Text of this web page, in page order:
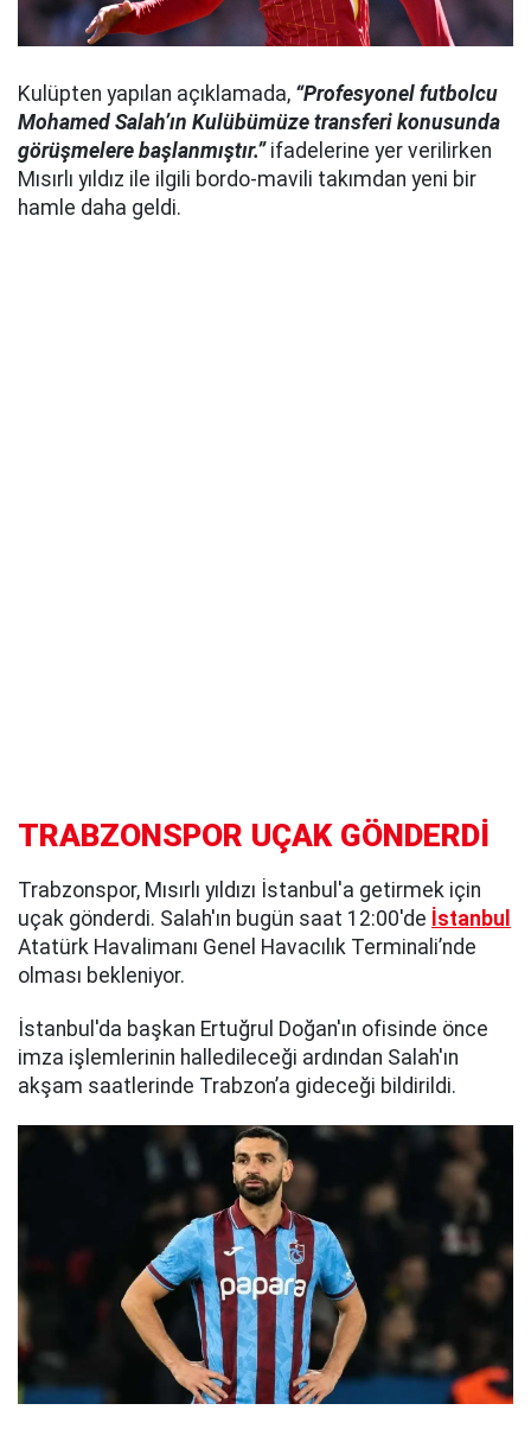
Kulüpten yapılan açıklamada, “Profesyonel futbolcu
Mohamed Salah’ın Kulübümüze transferi konusunda
görüşmelere başlanmıştır.”ifadelerine yer verilirken
Mısırlı yıldız ile ilgili bordo-mavili takımdan yeni bir
hamle daha geldi.
TRABZONSPOR UÇAK GÖNDERDİ
Trabzonspor, Mısırlı yıldızı İstanbul'a getirmek için
uçak gönderdi. Salah'ın bugün saat 12:00'de İstanbul
Atatürk Havalimanı Genel Havacılık Terminali’nde
olması bekleniyor.
İstanbul'da başkan Ertuğrul Doğan'ın ofisinde önce
imza işlemlerinin halledileceği ardından Salah'ın
akşam saatlerinde Trabzon’a gideceği bildirildi.